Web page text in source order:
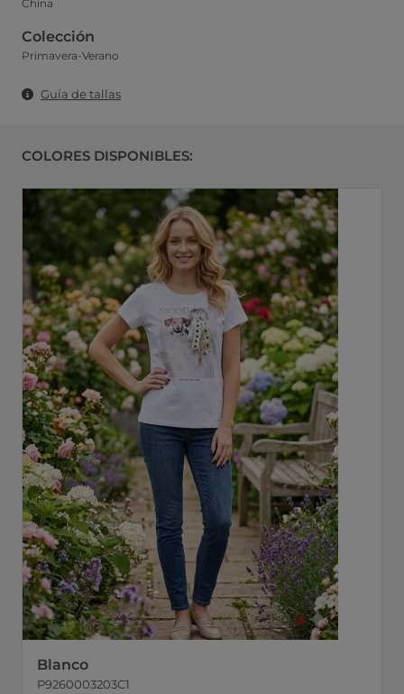
China
Colección
Primavera-Verano
Guía de tallas
COLORES DISPONIBLES:
Blanco
P9260003203C1